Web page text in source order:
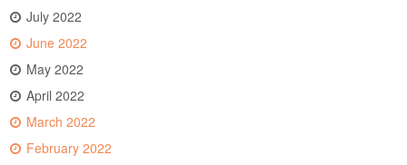
July 2022
June 2022
May 2022
April 2022
March 2022
February 2022